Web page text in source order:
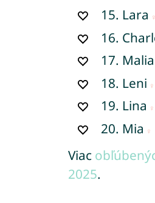
15. Lara
16.
17. Malia
18. Leni
19. Lina
20. Mia
Viac
2025.